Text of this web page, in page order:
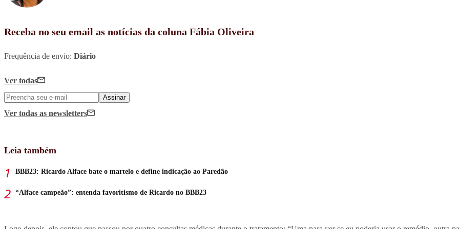
Receba no seu email as notícias da coluna Fábia Oliveira
Frequência de envio: Diário
Ver todas
Assinar
Ver todas as newsletters
Leia também
BBB23: Ricardo Alface bate o martelo e define indicação ao Paredão
“Alface campeão”: entenda favoritismo de Ricardo no BBB23